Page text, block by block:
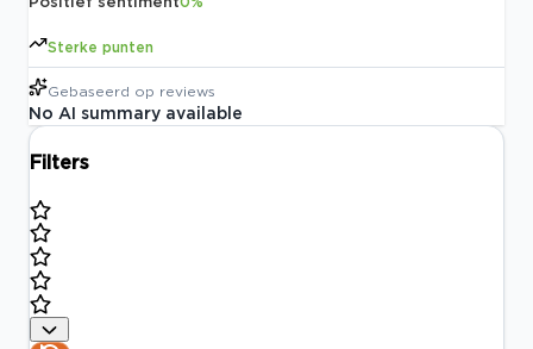
Sterke punten
Gebaseerd op reviews
No AI summary available
Filters